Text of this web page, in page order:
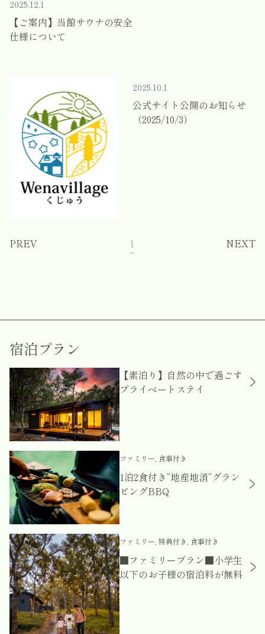
2025.12.1
【ご案内】当館サウナの安全
仕様について
2025.10.1
公式サイト公開のお知らせ
（2025/10/3）
PREV 1 NEXT
宿泊プラン
【素泊り】自然の中で過ごす
プライベートステイ
ファミリー, 食事付き
1泊2食付き”地産地消”グラン
ピングBBQ
ファミリー, 特典付き, 食事付き
■ファミリープラン■小学生
以下のお子様の宿泊料が無料